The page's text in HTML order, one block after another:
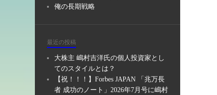
俺の長期戦略
最近の投稿
大株主 嶋村吉洋氏の個人投資家とし
てのスタイルとは？
【祝！！！】Forbes JAPAN 「兆万長
者 成功のノート」2026年7月号に嶋村